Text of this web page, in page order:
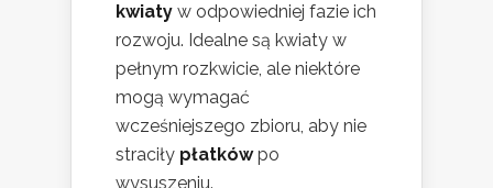
kwiaty w odpowiedniej fazie ich
rozwoju. Idealne są kwiaty w
pełnym rozkwicie, ale niektóre
mogą wymagać
wcześniejszego zbioru, aby nie
straciły płatkówpo
wysuszeniu.